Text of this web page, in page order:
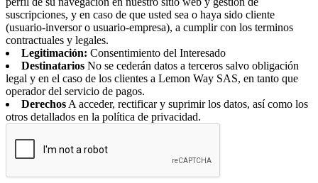
suscripciones, y en caso de que usted sea o haya sido cliente
(usuario-inversor o usuario-empresa), a cumplir con los terminos
contractuales y legales.
Legitimación: Consentimiento del Interesado
Destinatarios No se cederán datos a terceros salvo obligación
legal y en el caso de los clientes a Lemon Way SAS, en tanto que
operador del servicio de pagos.
Derechos A acceder, rectificar y suprimir los datos, así como los
otros detallados en la política de privacidad.